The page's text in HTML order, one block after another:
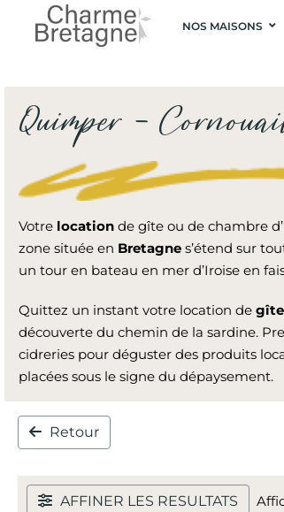
NOS MAISONS
Quimper –
Votre location de gîte ou de chambre
zone située en Bretagne s’étend sur
un tour en bateau en mer d’Iroise en
Quittez un instant votre location de gîte
découverte du chemin de la sardine.
cidreries pour déguster des produits
placées sous le signe du dépaysement.
Retour
AFFINER LES RESULTATS